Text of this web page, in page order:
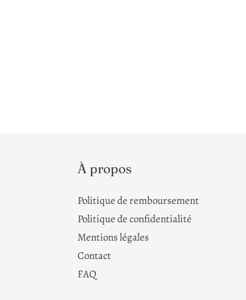
À propos
Politique de remboursement
Politique de confidentialité
Mentions légales
Contact
FAQ